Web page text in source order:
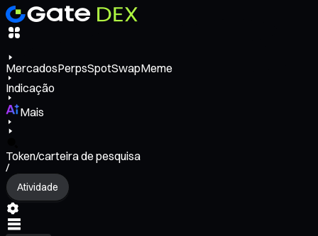
MercadosPerpsSpotSwapMeme
Indicação
Mais
Token/carteira de pesquisa
/
Atividade